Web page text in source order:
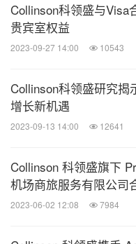
得 A+ (卓越) 评级，
尔评级中获得 A+ (强
垂询更多信息，请在
Pacific，或访问
消息来源：Collinson 科
微信
Collinson科领盛与Visa
贵宾室权益
2023-09-27 14:00 10543
Collinson科领盛研究揭
增长新机遇
2023-09-13 14:00 12641
Collinson 科领盛旗下
机场商旅服务有限公司
2023-06-02 12:08 7984